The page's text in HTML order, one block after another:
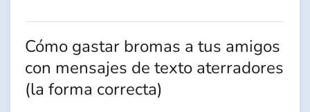
Cómo gastar bromas a tus amigos
con mensajes de texto aterradores
(la forma correcta)